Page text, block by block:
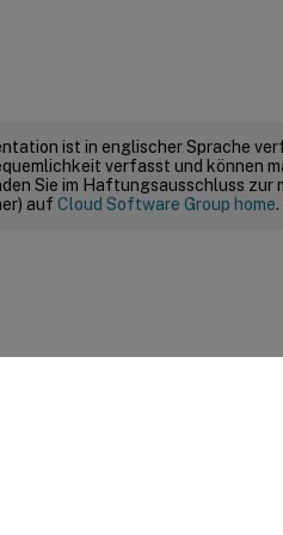
ist in englischer Sprache
verfasst und können
Sie im Haftungsausschluss zur
auf Cloud Software Group home.